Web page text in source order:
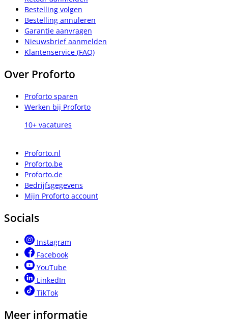
Bestelling volgen
Bestelling annuleren
Garantie aanvragen
Nieuwsbrief aanmelden
Klantenservice (FAQ)
Over Proforto
Proforto sparen
Werken bij Proforto
10+ vacatures
Proforto.nl
Proforto.be
Proforto.de
Bedrijfsgegevens
Mijn Proforto account
Socials
Instagram
Facebook
YouTube
LinkedIn
TikTok
Meer informatie